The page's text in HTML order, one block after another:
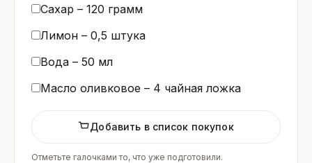
Сахар – 120 грамм
Лимон – 0,5 штука
Вода – 50 мл
Масло оливковое – 4 чайная ложка
Добавить в список покупок
Отметьте галочками то, что уже подготовили.